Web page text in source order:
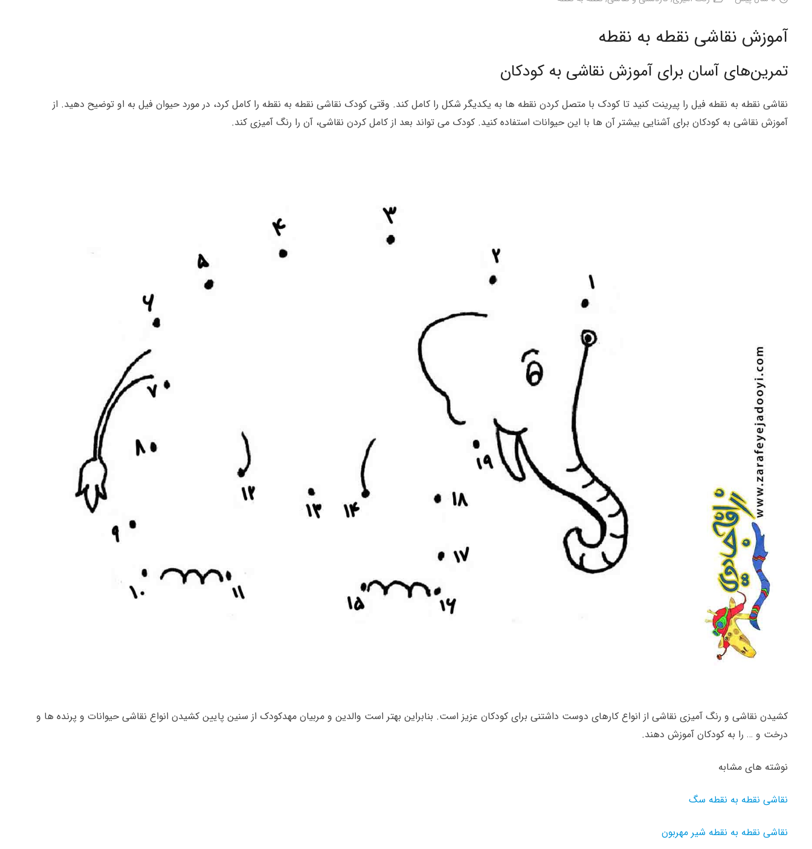
آموزش نقاشی نقطه به نقطه
تمرین‌های آسان برای آموزش نقاشی به کودکان
نقاشی نقطه به نقطه فیل را پیرینت کنید تا کودک با متصل کردن نقطه ها به یکدیگر شکل را کامل کند. وقتی کودک نقاشی نقطه به نقطه را کامل کرد، در مورد حیوان فیل به او توضیح دهید. از
آموزش نقاشی به کودکان برای آشنایی بیشتر آن ها با این حیوانات استفاده کنید. کودک می تواند بعد از کامل کردن نقاشی، آن را رنگ آمیزی کند.
کشیدن نقاشی و رنگ آمیزی نقاشی از انواع کارهای دوست داشتنی برای کودکان عزیز است. بنابراین بهتر است والدین و مربیان مهدکودک از سنین پایین کشیدن انواع نقاشی حیوانات و پرنده ها و
درخت و … را به کودکان آموزش دهند.
نوشته های مشابه
نقاشی نقطه به نقطه سگ
نقاشی نقطه به نقطه شیر مهربون